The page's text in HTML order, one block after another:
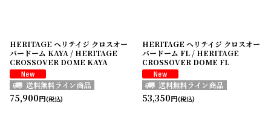
HERITAGE ヘリテイジ クロスオー
バードーム KAYA / HERITAGE
CROSSOVER DOME KAYA
75,900円(税込)
HERITAGE ヘリテイジ クロスオー
バードーム FL / HERITAGE
CROSSOVER DOME FL
53,350円(税込)